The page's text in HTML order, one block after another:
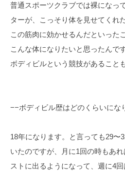
普通スポーツクラブでは裸になっ
ターが、こっそり体を見せてくれ
この筋肉に効かせるんだといった
こんな体になりたいと思ったんです
ボディビルという競技があること
−−ボディビル歴はどのくらいにな
18年になります。と言っても29
いたのですが、月に1回の時もあ
ストに出るようになって、週に4回